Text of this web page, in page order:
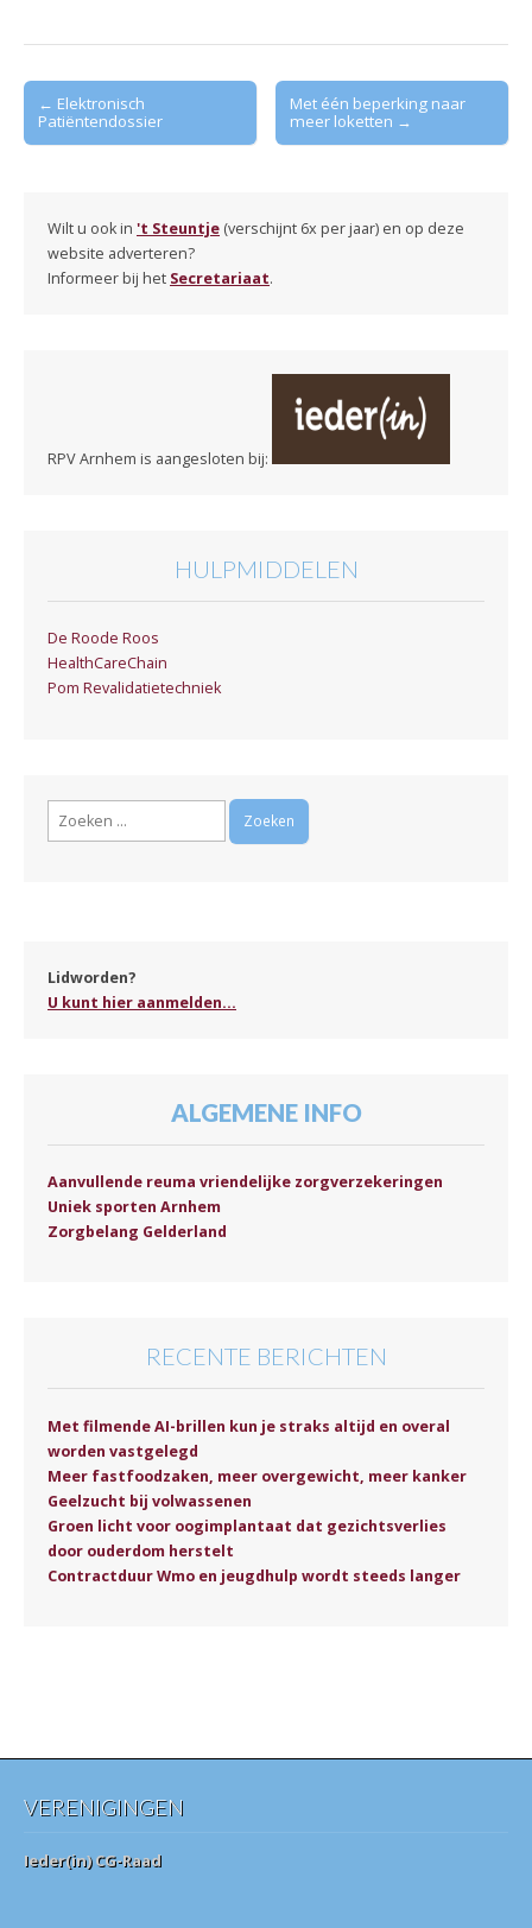
Post
navigation
← Elektronisch
Patiëntendossier
Met één beperking naar
meer loketten →
Wilt u ook in 't Steuntje (verschijnt 6x per jaar) en op deze
website adverteren?
Informeer bij het Secretariaat.
RPV Arnhem is aangesloten bij:
HULPMIDDELEN
De Roode Roos
HealthCareChain
Pom Revalidatietechniek
Zoeken
Lidworden?
U kunt hier aanmelden...
ALGEMENE INFO
Aanvullende reuma vriendelijke zorgverzekeringen
Uniek sporten Arnhem
Zorgbelang Gelderland
RECENTE BERICHTEN
Met filmende AI-brillen kun je straks altijd en overal
worden vastgelegd
Meer fastfoodzaken, meer overgewicht, meer kanker
Geelzucht bij volwassenen
Groen licht voor oogimplantaat dat gezichtsverlies
door ouderdom herstelt
Contractduur Wmo en jeugdhulp wordt steeds langer
VERENIGINGEN
Ieder(in) CG-Raad